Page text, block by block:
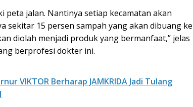
peta jalan. Nantinya setiap kecamatan akan
sekitar 15 persen sampah yang akan dibuang ke
diolah menjadi produk yang bermanfaat,” jelas
berprofesi dokter ini.
VIKTOR Berharap JAMKRIDA Jadi Tulang